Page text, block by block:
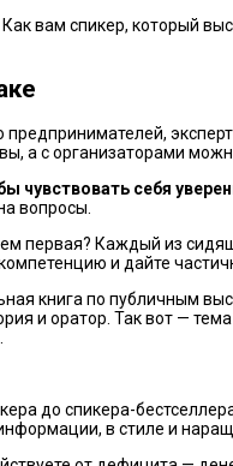
вам спикер, который
предпринимателей,
а с организаторами
чувствовать себя
вопросы.
первая? Каждый из
и дайте
книга по публичным
и оратор. Так вот —
до спикера-
в стиле и